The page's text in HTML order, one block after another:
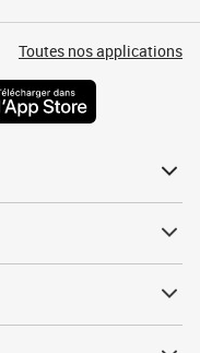
Toutes nos applications